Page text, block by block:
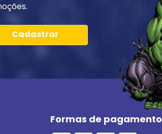
Cadastrar
Formas de pagamento